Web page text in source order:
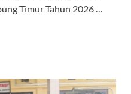
Timur Tahun 2026 …